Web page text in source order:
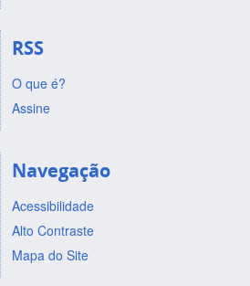
RSS
O que é?
Assine
Navegação
Acessibilidade
Alto Contraste
Mapa do Site